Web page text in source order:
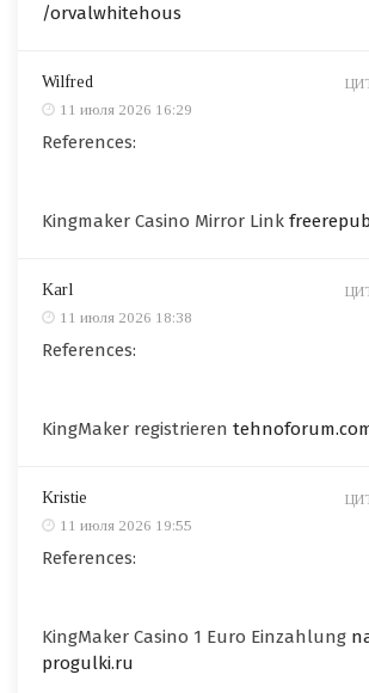
/orvalwhitehous
Wilfred
11 июля 2026 16:29
References:
Kingmaker Casino Mirror Link
Karl
11 июля 2026 18:38
References:
KingMaker registrieren
Kristie
11 июля 2026 19:55
References:
KingMaker Casino 1 Euro Einzahlung
progulki.ru